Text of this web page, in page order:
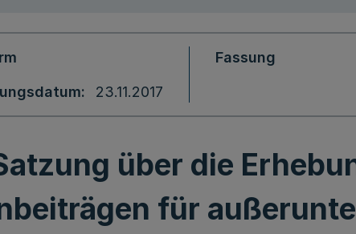
23.11.2017
Fassung
über die
für